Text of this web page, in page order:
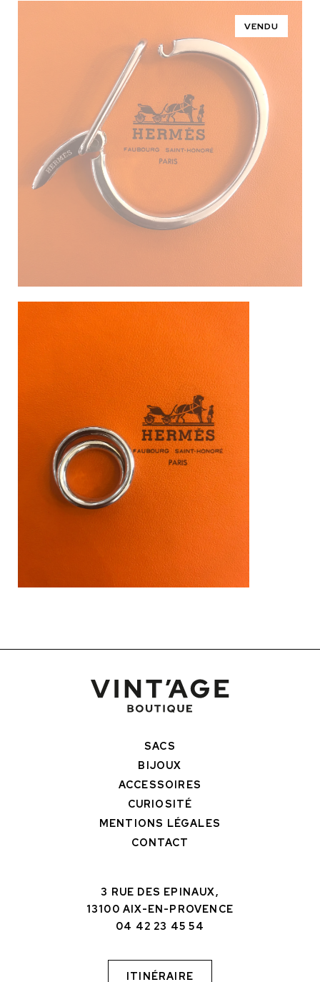
VENDU
SACS
BIJOUX
ACCESSOIRES
CURIOSITÉ
MENTIONS LÉGALES
CONTACT
3 RUE DES EPINAUX,
13100 AIX-EN-PROVENCE
04 42 23 45 54
ITINÉRAIRE